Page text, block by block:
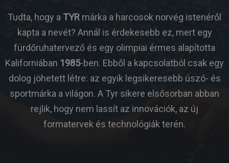
Tudta, hogy a TYR márka a harcosok norvég istenéről
kapta a nevét? Annál is érdekesebb ez, mert egy
fürdőruhatervező és egy olimpiai érmes alapította
Kaliforniában 1985-ben. Ebből a kapcsolatból csak egy
dolog jöhetett létre: az egyik legsikeresebb úszó- és
sportmárka a világon. A Tyr sikere elsősorban abban
rejlik, hogy nem lassít az innovációk, az új
formatervek és technológiák terén.